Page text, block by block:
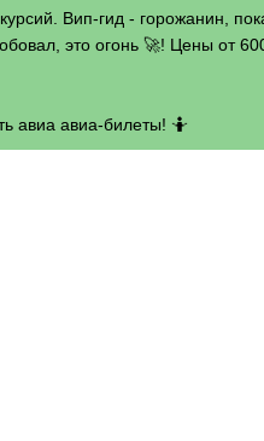
Вип-гид - горожанин,
это огонь 🚀! Цены от
авиа авиа-билеты! 🤷